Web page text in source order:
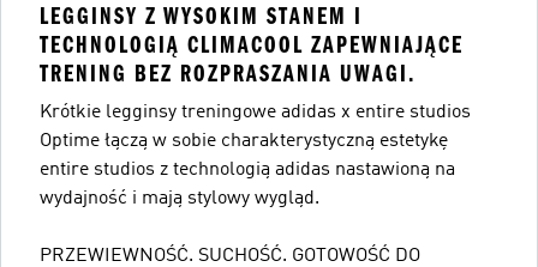
LEGGINSY Z WYSOKIM STANEM I
TECHNOLOGIĄ CLIMACOOL ZAPEWNIAJĄCE
TRENING BEZ ROZPRASZANIA UWAGI.
Krótkie legginsy treningowe adidas x entire studios
Optime łączą w sobie charakterystyczną estetykę
entire studios z technologią adidas nastawioną na
wydajność i mają stylowy wygląd.
PRZEWIEWNOŚĆ. SUCHOŚĆ. GOTOWOŚĆ DO